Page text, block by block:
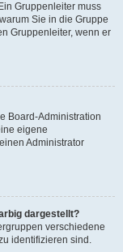
Gruppenleiter muss
Sie in die Gruppe
Gruppenleiter, wenn er
Board-Administration
eigene
Administrator
dargestellt?
verschiedene
identifizieren sind.